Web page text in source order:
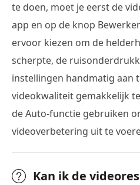
te doen, moet je eerst de
app en op de knop
ervoor kiezen om de
scherpte, de
instellingen handmatig aan
videokwaliteit gemakkelijk
de Auto-functie gebruiken
videoverbetering uit te
Kan ik de